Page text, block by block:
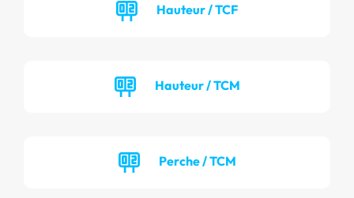
Hauteur / TCF
Hauteur / TCM
Perche / TCM